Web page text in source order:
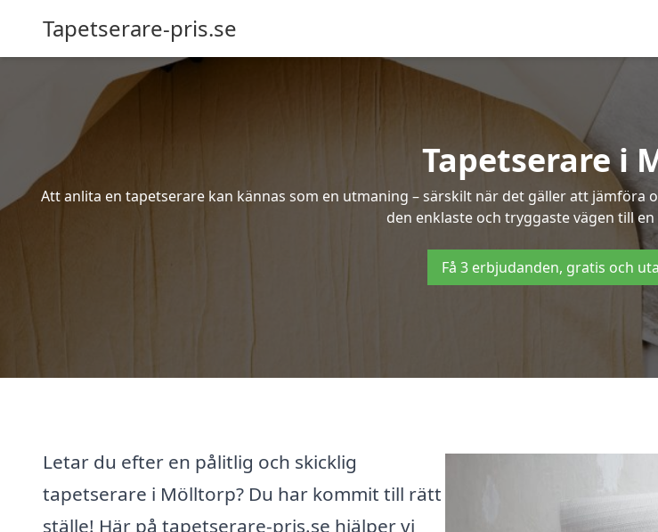
Tapetserare-pris.se
Tapetserare i
Att anlita en tapetserare kan kännas som en utmaning – särskilt när det gäller att
den enklaste och tryggaste vägen till
Få 3 erbjudanden, gratis och
Letar du efter en pålitlig och skicklig
tapetserare i Mölltorp? Du har kommit till rätt
ställe! Här på tapetserare-pris.se hjälper vi